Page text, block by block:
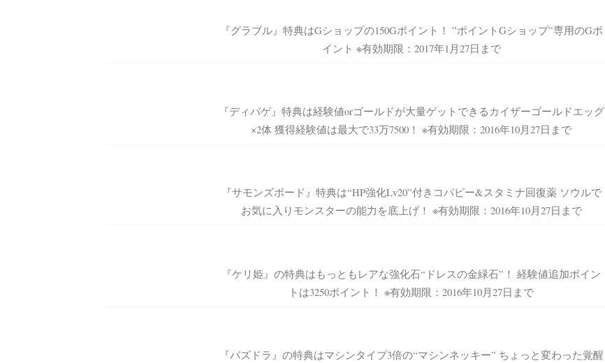
『グラブル』特典はGショップの150Gポイント！ ”ポイントGショップ”専用のGポ
イント ※有効期限：2017年1月27日まで
『ディバゲ』特典は経験値orゴールドが大量ゲットできるカイザーゴールドエッグ
×2体 獲得経験値は最大で33万7500！ ※有効期限：2016年10月27日まで
『サモンズボード』特典は“HP強化Lv20”付きコパピー&スタミナ回復薬 ソウルで
お気に入りモンスターの能力を底上げ！ ※有効期限：2016年10月27日まで
『ケリ姫』の特典はもっともレアな強化石“ドレスの金緑石”！ 経験値追加ポイン
トは3250ポイント！ ※有効期限：2016年10月27日まで
『パズドラ』の特典はマシンタイプ3倍の“マシンネッキー” ちょっと変わった覚醒